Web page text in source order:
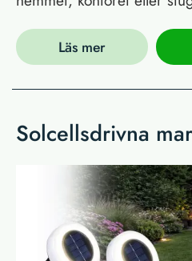
Läs mer
Solcellsdrivna